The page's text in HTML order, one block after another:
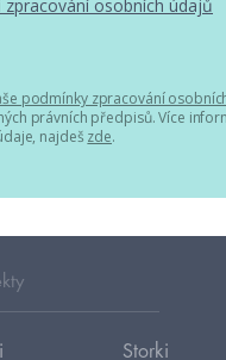
osobních údajů
podmínky zpracování
právních předpisů. Více
najdeš zde.
Storki